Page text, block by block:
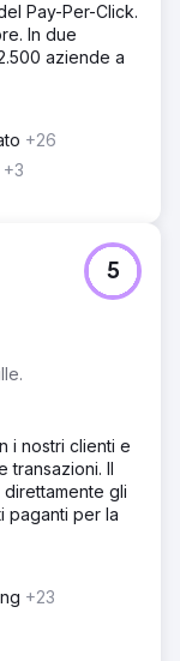
Pay-Per-Click.
In due
aziende a
+26
+3
5
i nostri clienti e
transazioni. Il
gli
paganti per la
+23